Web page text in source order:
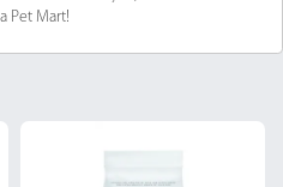
Pet Mart!